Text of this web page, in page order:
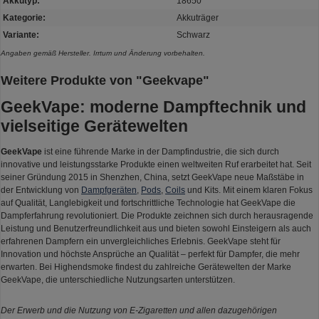
Kategorie:
Akkuträger
Variante:
Schwarz
Angaben gemäß Hersteller. Irrtum und Änderung vorbehalten.
Weitere Produkte von "Geekvape"
GeekVape: moderne Dampftechnik und
vielseitige Gerätewelten
GeekVape ist eine führende Marke in der Dampfindustrie, die sich durch
innovative und leistungsstarke Produkte einen weltweiten Ruf erarbeitet hat. Seit
seiner Gründung 2015 in Shenzhen, China, setzt GeekVape neue Maßstäbe in
der Entwicklung von Dampfgeräten Pods Coils und Kits. Mit einem klaren Fokus
auf Qualität, Langlebigkeit und fortschrittliche Technologie hat GeekVape die
Dampferfahrung revolutioniert. Die Produkte zeichnen sich durch herausragende
Leistung und Benutzerfreundlichkeit aus und bieten sowohl Einsteigern als auch
erfahrenen Dampfern ein unvergleichliches Erlebnis. GeekVape steht für
Innovation und höchste Ansprüche an Qualität – perfekt für Dampfer, die mehr
erwarten. Bei Highendsmoke findest du zahlreiche Gerätewelten der Marke
GeekVape, die unterschiedliche Nutzungsarten unterstützen.
Der Erwerb und die Nutzung von E-Zigaretten und allen dazugehörigen